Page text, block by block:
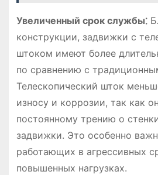
Увеличенный срок службы⁚
конструкции, задвижки с
штоком имеют более
по сравнению с
Телескопический шток
износу и коррозии, так как
постоянному трению о
задвижки. Это особенно
работающих в агрессивных
повышенных нагрузках.